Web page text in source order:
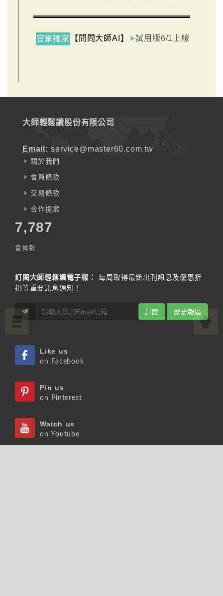
官網獨家 【問問大師AI】 ➤試用版6/1上線
大師輕鬆讀股份有限公司
Email: service@master60.com.tw
關於我們
會員條款
交易條款
合作提案
7,787
會員數
訂閱大師輕鬆讀電子報：
每周取得最新出刊訊息及優惠折
扣等重要訊息通知！
訂閱 歷史報區
Like us
on Facebook
Pin us
on Pinterest
Watch us
on Youtube